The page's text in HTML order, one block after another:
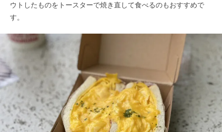
ウトしたものをトースターで焼き直して食べるのもおすすめで
す。